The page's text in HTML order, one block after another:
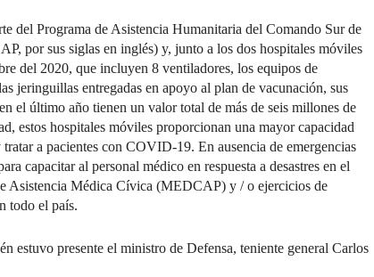
del Programa de Asistencia Humanitaria del Comando Sur de
por sus siglas en inglés) y, junto a los dos hospitales móviles
del 2020, que incluyen 8 ventiladores, los equipos de
jeringuillas entregadas en apoyo al plan de vacunación, sus
el último año tienen un valor total de más de seis millones de
estos hospitales móviles proporcionan una mayor capacidad
a pacientes con COVID-19. En ausencia de emergencias
capacitar al personal médico en respuesta a desastres en el
Asistencia Médica Cívica (MEDCAP) y / o ejercicios de
todo el país.
estuvo presente el ministro de Defensa, teniente general Carlos